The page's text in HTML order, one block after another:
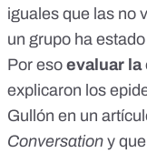
iguales que las no
un grupo ha
Por eso evaluar
explicaron los
Gullón en un
Conversation y que